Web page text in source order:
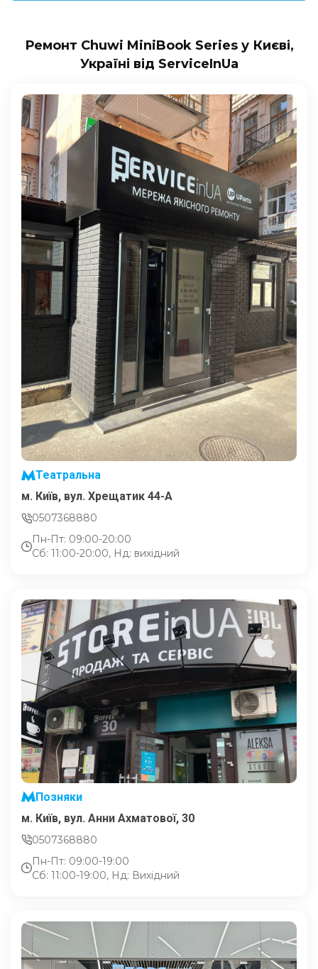
Ремонт Chuwi MiniBook Series у Києві,
Україні від ServiceInUa
Театральна
м. Київ, вул. Хрещатик 44-A
0507368880
Пн-Пт: 09:00-20:00
Сб: 11:00-20:00, Нд: вихідний
Позняки
м. Київ, вул. Анни Ахматової, 30
0507368880
Пн-Пт: 09:00-19:00
Сб: 11:00-19:00, Нд: Вихідний